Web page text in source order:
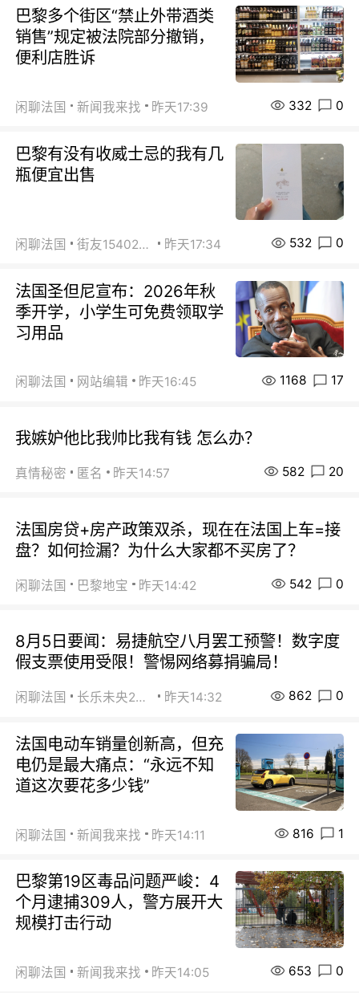
巴黎多个街区“禁止外带酒类
销售”规定被法院部分撤销，
便利店胜诉
闲聊法国 新闻我来找 昨天17:39 332 0
巴黎有没有收威士忌的我有几
瓶便宜出售
闲聊法国 街友15402223 昨天17:34 532 0
法国圣但尼宣布：2026年秋
季开学，小学生可免费领取学
习用品
闲聊法国 网站编辑 昨天16:45 1168 17
我嫉妒他比我帅比我有钱 怎么办？
真情秘密 匿名 昨天14:57 582 20
法国房贷+房产政策双杀，现在在法国上车=接
盘？如何捡漏？为什么大家都不买房了？
闲聊法国 巴黎地宝 昨天14:42 542 0
8月5日要闻：易捷航空八月罢工预警！数字度
假支票使用受限！警惕网络募捐骗局！
闲聊法国 长乐未央2015 昨天14:32 862 0
法国电动车销量创新高，但充
电仍是最大痛点：“永远不知
道这次要花多少钱”
闲聊法国 新闻我来找 昨天14:11 816 1
巴黎第19区毒品问题严峻：4
个月逮捕309人，警方展开大
规模打击行动
闲聊法国 新闻我来找 昨天14:05 653 0